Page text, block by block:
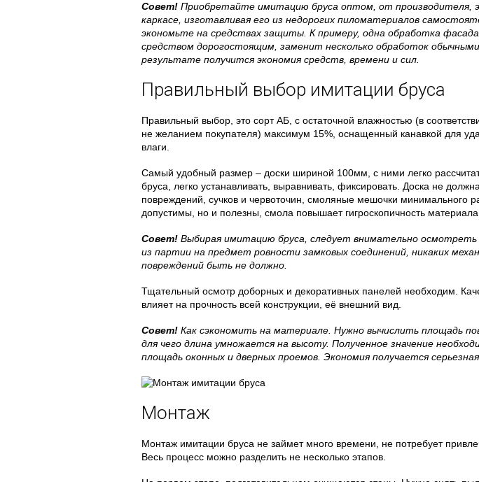
Совет! Приобретайте имитацию бруса оптом, от производителя,
каркасе, изготавливая его из недорогих пиломатериалов
экономьте на средствах защиты. К примеру, одна обработка
средством дорогостоящим, заменит несколько обработок
результате получится экономия средств, времени и сил.
Правильный выбор имитации бруса
Правильный выбор, это сорт АБ, с остаточной влажностью (в
не желанием покупателя) максимум 15%, оснащенный канавкой для
влаги.
Самый удобный размер – доски шириной 100мм, с ними легко
бруса, легко устанавливать, выравнивать, фиксировать. Доска не
повреждений, сучков и червоточин, смоляные мешочки минимального
допустимы, но и полезны, смола повышает гигроскопичность материала.
Совет! Выбирая имитацию бруса, следует внимательно осмотреть
из партии на предмет ровности замковых соединений, никаких
повреждений быть не должно.
Тщательный осмотр доборных и декоративных панелей необходим.
влияет на прочность всей конструкции, её внешний вид.
Совет! Как сэкономить на материале. Нужно вычислить площадь
для чего длина умножается на высоту. Полученное значение
площадь оконных и дверных проемов. Экономия получается серьезная.
Монтаж
Монтаж имитации бруса не займет много времени, не потребует
Весь процесс можно разделить не несколько этапов.